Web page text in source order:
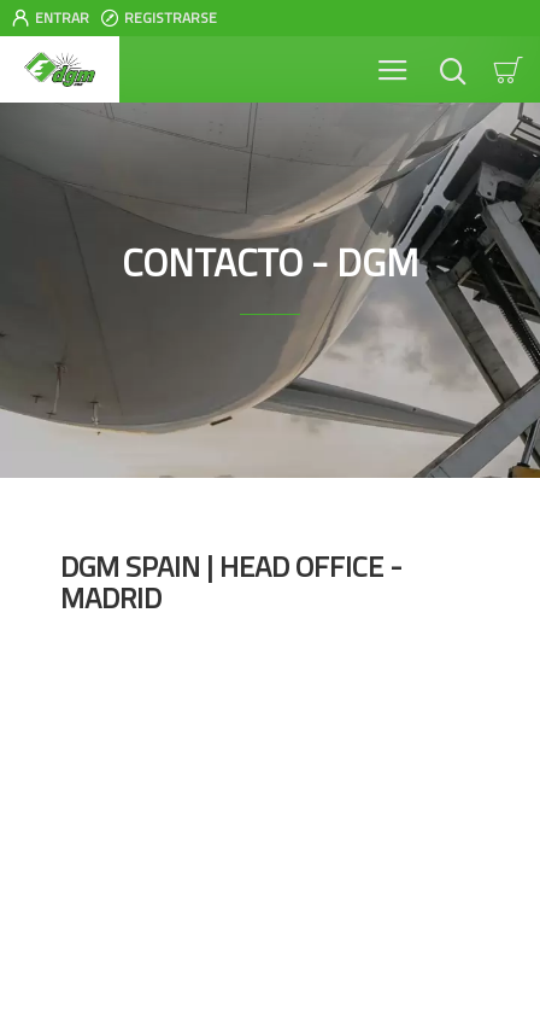
ENTRAR REGISTRARSE
CONTACTO - DGM
DGM SPAIN | HEAD OFFICE -
MADRID